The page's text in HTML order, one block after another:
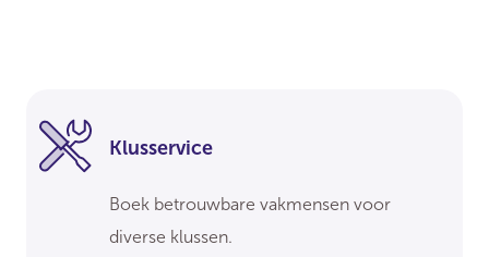
Klusservice
Boek betrouwbare vakmensen voor
diverse klussen.